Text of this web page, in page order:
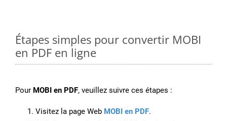
Étapes simples pour convertir MOBI
en PDF en ligne
Pour MOBI en PDF, veuillez suivre ces étapes :
Visitez la page Web MOBI en PDF.